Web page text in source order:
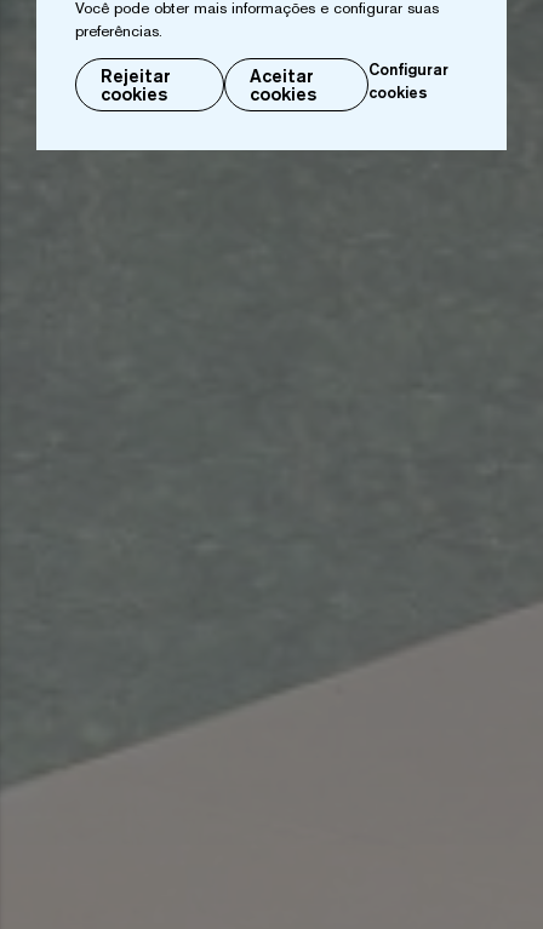
Você pode obter mais informações e configurar suas
preferências.
Rejeitar
cookies
Aceitar
cookies
Configurar
cookies